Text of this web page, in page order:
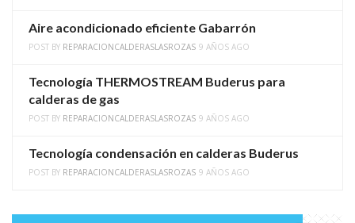
Aire acondicionado eficiente Gabarrón
POST BY REPARACIONCALDERASLASROZAS 9 AÑOS AGO
Tecnología THERMOSTREAM Buderus para
calderas de gas
POST BY REPARACIONCALDERASLASROZAS 9 AÑOS AGO
Tecnología condensación en calderas Buderus
POST BY REPARACIONCALDERASLASROZAS 9 AÑOS AGO